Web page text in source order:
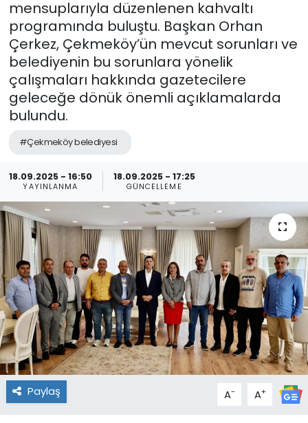
mensuplarıyla düzenlenen kahvaltı
programında buluştu. Başkan Orhan
Çerkez, Çekmeköy’ün mevcut sorunları ve
belediyenin bu sorunlara yönelik
çalışmaları hakkında gazetecilere
geleceğe dönük önemli açıklamalarda
bulundu.
#Çekmeköy belediyesi
18.09.2025 - 16:50
YAYINLANMA
18.09.2025 - 17:25
GÜNCELLEME
Paylaş A- A+
Haber Arşivi